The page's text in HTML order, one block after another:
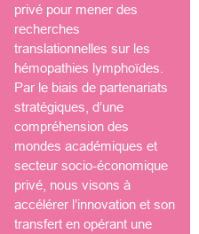
privé pour mener des
recherches
translationnelles sur les
hémopathies lymphoïdes.
Par le biais de partenariats
stratégiques, d’une
compréhension des
mondes académiques et
secteur socio-économique
privé, nous visons à
accélérer l’innovation et son
transfert en opérant une